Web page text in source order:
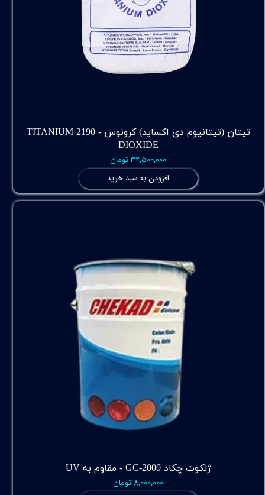
تیتان (تیتانیوم دی اکساید) کرونوس - 2190 TITANIUM
DIOXIDE
۳۲,۵۰۰,۰۰۰ تومان
افزودن به سبد خرید
ژلکوت چکاد GC-2000 - مقاوم به UV
۸,۰۰۰,۰۰۰ تومان